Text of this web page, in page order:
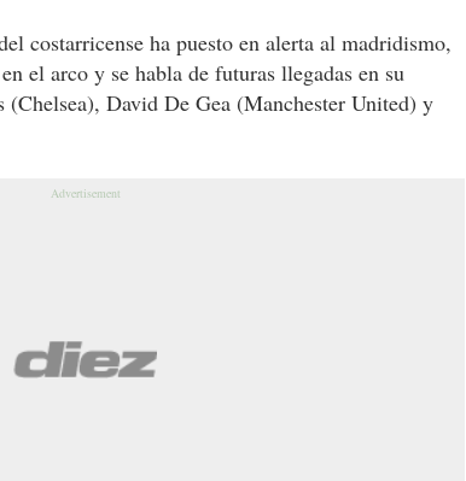
costarricense ha puesto en alerta al madridismo,
el arco y se habla de futuras llegadas en su
David De Gea (Manchester United) y